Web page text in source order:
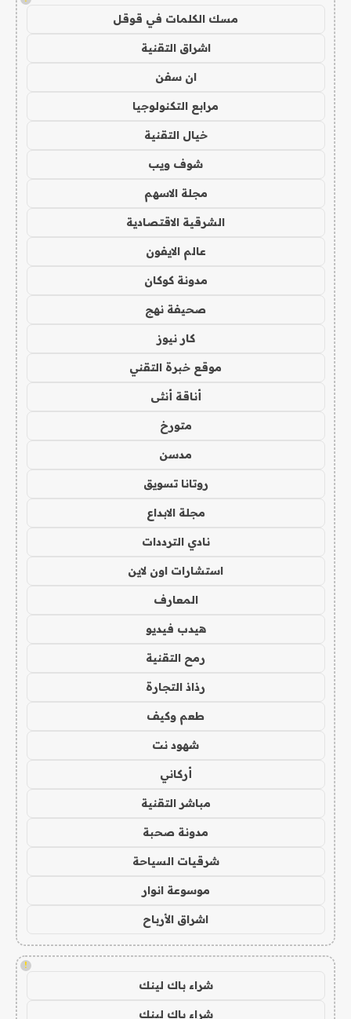
مسك الكلمات في قوقل
اشراق التقنية
ان سفن
مرابع التكنولوجيا
خيال التقنية
شوف ويب
مجلة الاسهم
الشرقية الاقتصادية
عالم الايفون
مدونة كوكان
صحيفة نهج
كار نيوز
موقع خبرة التقني
أناقة أنثى
متورخ
مدسن
روتانا تسويق
مجلة الابداع
نادي الترددات
استشارات اون لاين
المعارف
هيدب فيديو
رمح التقنية
رذاذ التجارة
طعم وكيف
شهود نت
أركاني
مباشر التقنية
مدونة صحبة
شرقيات السياحة
موسوعة انوار
اشراق الأرباح
!
شراء باك لينك
شراء باك لينك